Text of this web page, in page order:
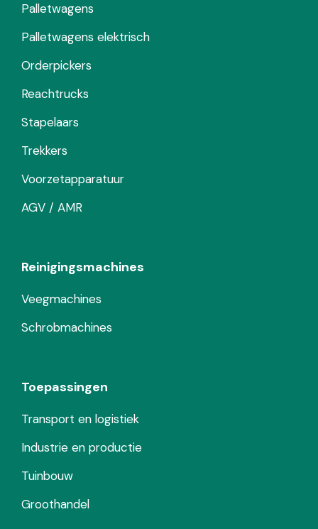
Palletwagens
Palletwagens elektrisch
Orderpickers
Reachtrucks
Stapelaars
Trekkers
Voorzetapparatuur
AGV / AMR
Reinigingsmachines
Veegmachines
Schrobmachines
Toepassingen
Transport en logistiek
Industrie en productie
Tuinbouw
Groothandel